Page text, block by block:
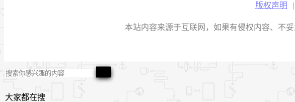
版权声明 |
本站内容来源于互联网，如果有侵权内容、不
大家都在搜